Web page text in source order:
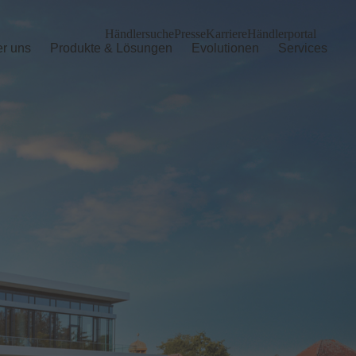
uns Produkte & Lösungen Evolutionen Services
HändlersuchePresseKarriereHändlerportal